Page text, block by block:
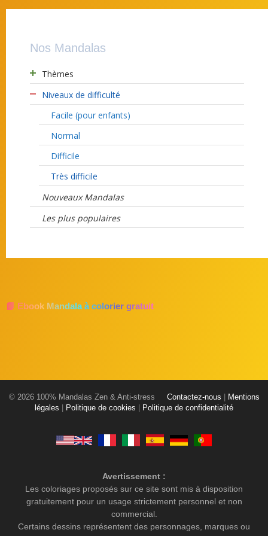
Nos Mandalas
Thèmes
Niveaux de difficulté
Facile (pour enfants)
Normal
Difficile
Très difficile
Nouveaux Mandalas
Les plus populaires
📘 Ebook Mandala à colorier gratuit
© 2026 100% Mandalas Zen & Anti-stress Contactez-nous
Mentions
légales
Politique de cookies Politique de confidentialité
Avertissement :
Les coloriages proposés sur ce site sont mis à disposition
gratuitement pour un usage strictement personnel et non
commercial.
Certains dessins représentent des personnages, marques ou